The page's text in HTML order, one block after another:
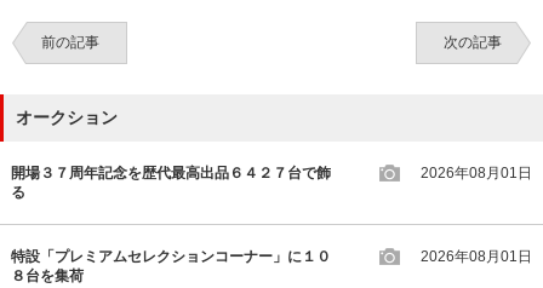
前の記事 次の記事
オークション
開場３７周年記念を歴代最高出品６４２７台で飾
る
2026年08月01日
特設「プレミアムセレクションコーナー」に１０
８台を集荷
2026年08月01日